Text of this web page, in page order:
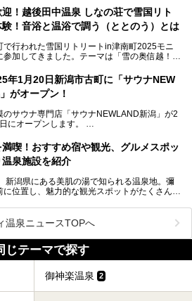
できる宿泊施設も多く、スーパー銭湯も多彩な
供する施設がいろいろ。
ーに温泉を組み合わせれば、旅はさらに充実し
！越後田中温泉 しなの荘で雪国リト
験！音浴と温浴で調う（ととのう）とは
で行われた雪国リトリートin津南町2025モニ
参加してきました。テーマは「雪の奥信越！音
として「温浴」は頻繁に体験していますが、
果たしてどんな体験なのでしょう？とても気に
た温泉は日帰り入浴もできる秘湯「越後田中温
です。こちらについても詳しく紹介します。
社団法人 雪国観光舎【PR】
年1月20日新潟市古町に「サウナNEW
がオープン！
のサウナ専門店「サウナNEWLAND新潟」が2
にオープンします。
と賑わいを取り戻し、新たなランドマークとし
を目指します。
ーマは「海賊船」‥⁉ ユニークなサウナ室を
喫！おすすめ宿や観光、グルメスポッ
温泉施設を紹介
新潟県にある美肌の湯で知られる温泉地。彌
に位置し、魅力的な観光スポットがたくさんあ
、弥彦温泉の宿泊に最適なおすすめ宿や、日帰
メスポット、弥彦の自然を堪能できる観光スポ
します。初めての弥彦温泉旅行を計画している
彦温泉の魅力を存分にお伝えしますので、ぜ
みてくださいね！
温泉ニュースTOPへ
じテーマで探す
御神楽温泉 2